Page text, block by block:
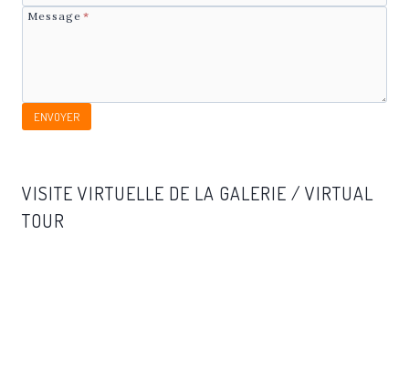
Message *
ENVOYER
VISITE VIRTUELLE DE LA GALERIE / VIRTUAL
TOUR